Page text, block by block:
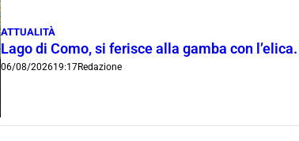
ATTUALITÀ
Lago di Como, si ferisce alla gamba con
06/08/202619:17Redazione